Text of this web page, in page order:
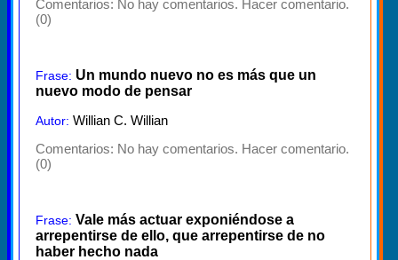
Comentarios: No hay comentarios. Hacer comentario.
(0)
Frase: Un mundo nuevo no es más que un
nuevo modo de pensar
Autor: Willian C. Willian
Comentarios: No hay comentarios. Hacer comentario.
(0)
Frase: Vale más actuar exponiéndose a
arrepentirse de ello, que arrepentirse de no
haber hecho nada